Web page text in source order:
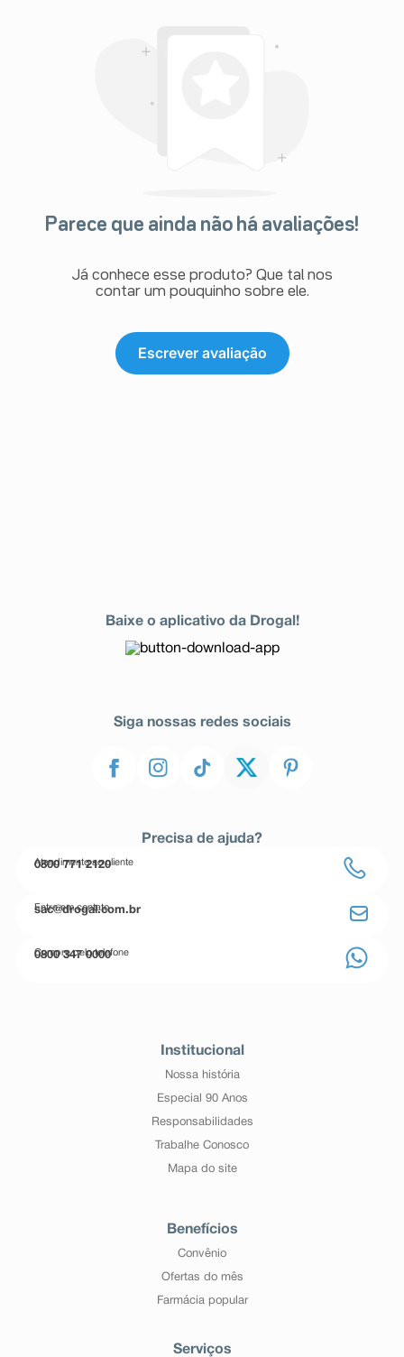
Parece que ainda não há avaliações!
Já conhece esse produto? Que tal nos
contar um pouquinho sobre ele.
Escrever avaliação
Baixe o aplicativo da Drogal!
Siga nossas redes sociais
Precisa de ajuda?
Atendimento ao cliente
0800 771 2120
Entre em contato
sac@drogal.com.br
Compre pelo telefone
0800 347 0000
Institucional
Nossa história
Especial 90 Anos
Responsabilidades
Trabalhe Conosco
Mapa do site
Benefícios
Convênio
Ofertas do mês
Farmácia popular
Serviços